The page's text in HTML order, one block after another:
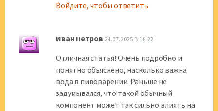
Войдите, чтобы ответить
Иван Петров 24.07.2025 В 18:22
Отличная статья! Очень подробно и
понятно объяснено, насколько важна
вода в пивоварении. Раньше не
задумывался, что такой обычный
компонент может так сильно влиять на